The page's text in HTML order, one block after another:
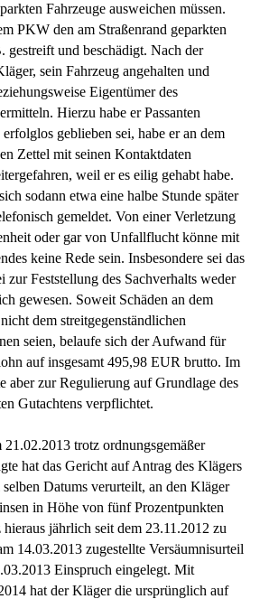
Fahrzeuge ausweichen müssen.
PKW den am Straßenrand geparkten
gestreift und beschädigt. Nach der
sein Fahrzeug angehalten und
Eigentümer des
Hierzu habe er Passanten
geblieben sei, habe er an dem
Zettel mit seinen Kontaktdaten
weil er es eilig gehabt habe.
sodann etwa eine halbe Stunde später
gemeldet. Von einer Verletzung
oder gar von Unfallflucht könne mit
keine Rede sein. Insbesondere sei das
zur Feststellung des Sachverhalts weder
gewesen. Soweit Schäden an dem
dem streitgegenständlichen
seien, belaufe sich der Aufwand für
auf insgesamt 495,98 EUR brutto. Im
aber zur Regulierung auf Grundlage des
Gutachtens verpflichtet.
trotz ordnungsgemäßer
hat das Gericht auf Antrag des Klägers
Datums verurteilt, an den Kläger
in Höhe von fünf Prozentpunkten
hieraus jährlich seit dem 23.11.2012 zu
14.03.2013 zugestellte Versäumnisurteil
Einspruch eingelegt. Mit
hat der Kläger die ursprünglich auf